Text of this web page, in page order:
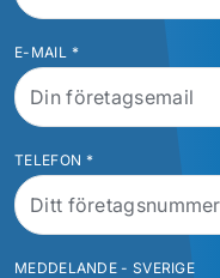
E-MAIL *
TELEFON *
MEDDELANDE - SVERIGE